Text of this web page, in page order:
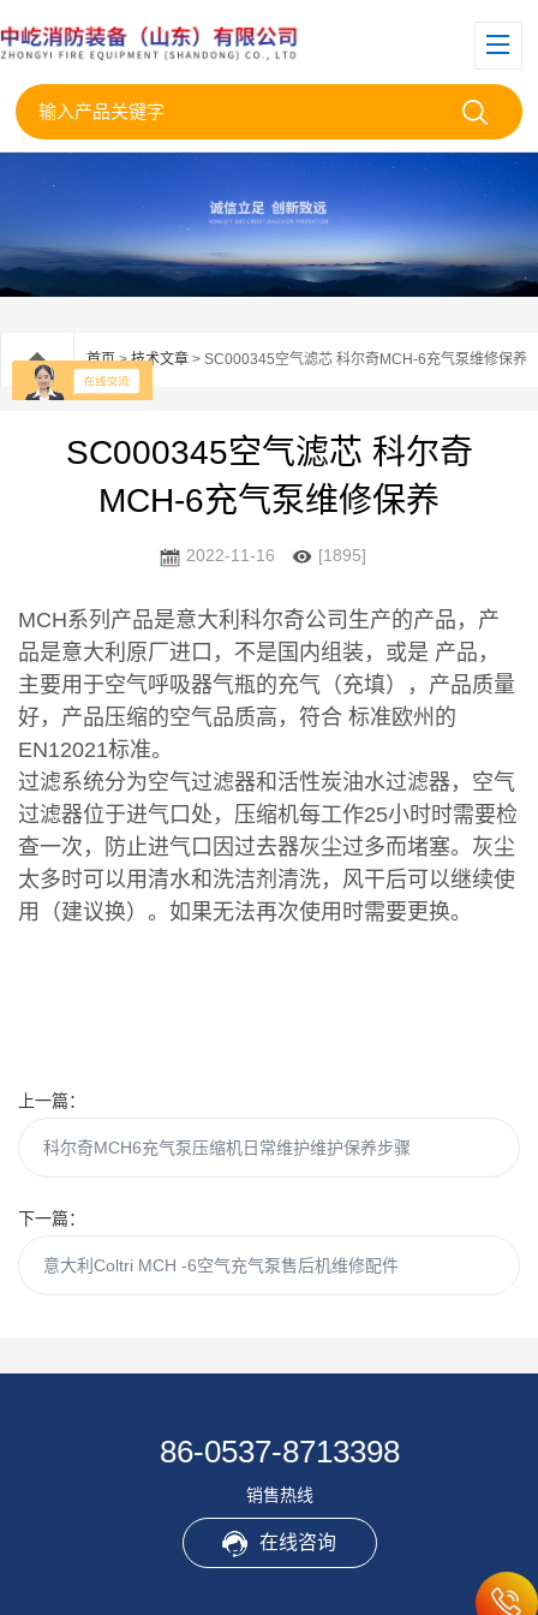
首页>技术文章 > SC000345空气滤芯 科尔奇MCH-6充气泵维修保养
SC000345空气滤芯 科尔奇
MCH-6充气泵维修保养
2022-11-16 [1895]
MCH系列产品是意大利科尔奇公司生产的产品，产
品是意大利原厂进口，不是国内组装，或是 产品，
主要用于空气呼吸器气瓶的充气（充填），产品质量
好，产品压缩的空气品质高，符合 标准欧州的
EN12021标准。
过滤系统分为空气过滤器和活性炭油水过滤器，空气
过滤器位于进气口处，压缩机每工作25小时时需要检
查一次，防止进气口因过去器灰尘过多而堵塞。灰尘
太多时可以用清水和洗洁剂清洗，风干后可以继续使
用（建议换）。如果无法再次使用时需要更换。
上一篇：
科尔奇MCH6充气泵压缩机日常维护维护保养步骤
下一篇：
意大利Coltri MCH -6空气充气泵售后机维修配件
86-0537-8713398
销售热线
在线咨询